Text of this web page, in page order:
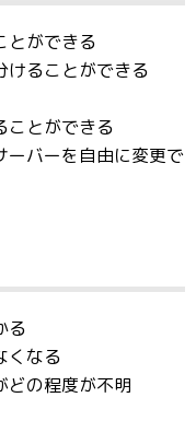
とができる
けることができる
ことができる
ーバーを自由に変更で
る
くなる
どの程度が不明